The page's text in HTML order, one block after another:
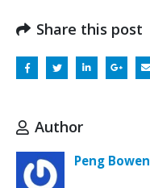
Share this post
Author
Peng Bowen